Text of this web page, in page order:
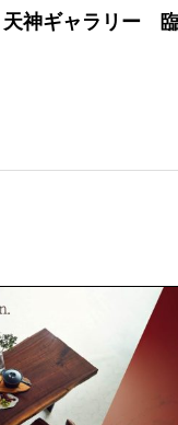
神ギャラリー 臨